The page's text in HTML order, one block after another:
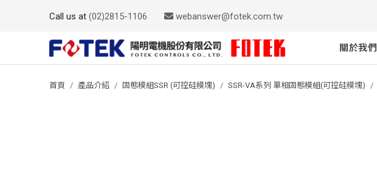
Call us at (02)2815-1106 webanswer@fotek.com.tw
關於我們
首頁 產品介紹 固態模組SSR (可控硅模塊) SSR-VA系列 單相固態模組(可控硅模塊)